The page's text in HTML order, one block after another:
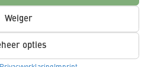
Weiger
opties